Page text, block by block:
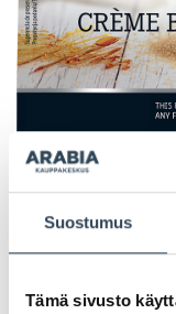
Suostumus
Tämä sivusto
PAHOITTELUT,